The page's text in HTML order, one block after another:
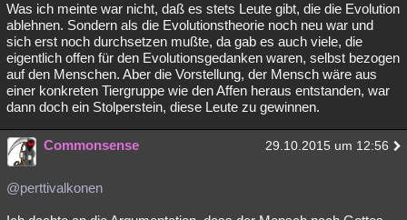
Was ich meinte war nicht, daß es stets Leute gibt, die die Evolution
ablehnen. Sondern als die Evolutionstheorie noch neu war und
sich erst noch durchsetzen mußte, da gab es auch viele, die
eigentlich offen für den Evolutionsgedanken waren, selbst bezogen
auf den Menschen. Aber die Vorstellung, der Mensch wäre aus
einer konkreten Tiergruppe wie den Affen heraus entstanden, war
dann doch ein Stolperstein, diese Leute zu gewinnen.
Commonsense 29.10.2015 um 12:56
@perttivalkonen